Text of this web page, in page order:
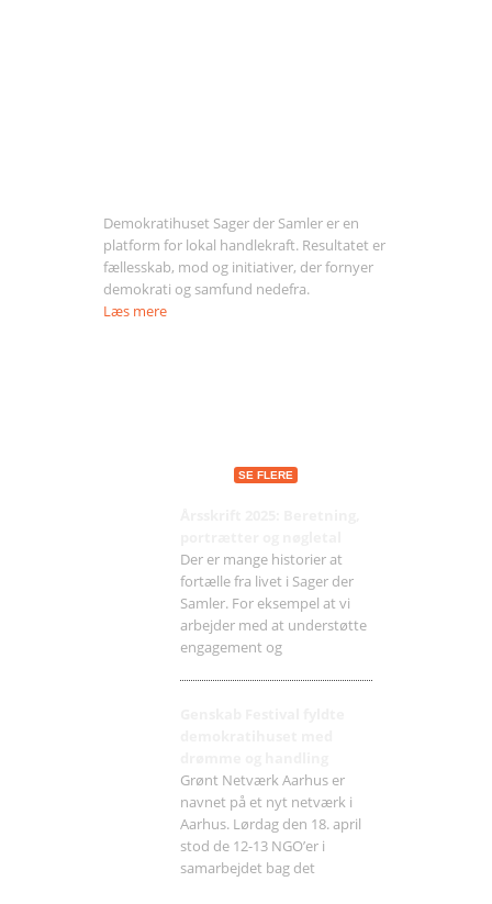
Demokratihuset Sager der Samler er en
platform for lokal handlekraft. Resultatet er
fællesskab, mod og initiativer, der fornyer
demokrati og samfund nedefra.
Læs mere
SE FLERE
Der er mange historier at
fortælle fra livet i Sager der
Samler. For eksempel at vi
arbejder med at understøtte
engagement og
Grønt Netværk Aarhus er
navnet på et nyt netværk i
Aarhus. Lørdag den 18. april
stod de 12-13 NGO’er i
samarbejdet bag det